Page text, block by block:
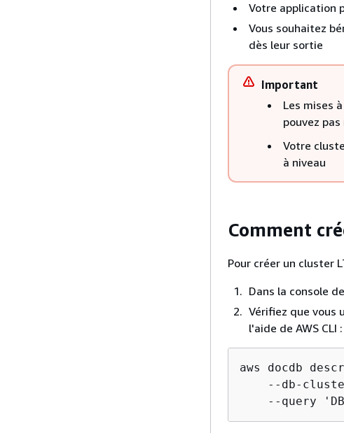
Votre application
Vous souhaitez
dès leur sortie
Important
Les mises
pouvez
Votre
à niveau
Comment
Pour créer un cluster
Dans la console
Vérifiez que vous
l'aide de AWS CLI :
aws docdb
--db-
--query